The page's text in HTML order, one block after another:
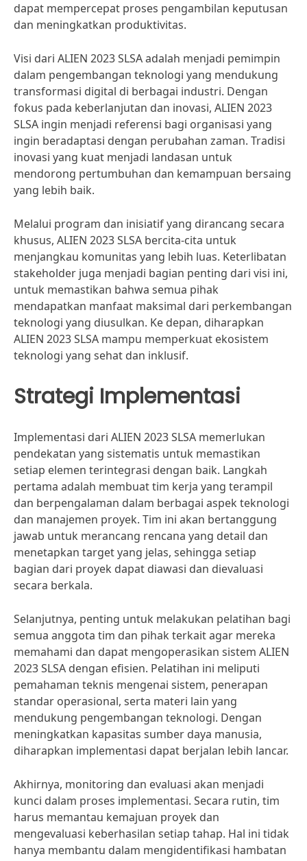
dapat mempercepat proses pengambilan keputusan
dan meningkatkan produktivitas.
Visi dari ALIEN 2023 SLSA adalah menjadi pemimpin
dalam pengembangan teknologi yang mendukung
transformasi digital di berbagai industri. Dengan
fokus pada keberlanjutan dan inovasi, ALIEN 2023
SLSA ingin menjadi referensi bagi organisasi yang
ingin beradaptasi dengan perubahan zaman. Tradisi
inovasi yang kuat menjadi landasan untuk
mendorong pertumbuhan dan kemampuan bersaing
yang lebih baik.
Melalui program dan inisiatif yang dirancang secara
khusus, ALIEN 2023 SLSA bercita-cita untuk
menjangkau komunitas yang lebih luas. Keterlibatan
stakeholder juga menjadi bagian penting dari visi ini,
untuk memastikan bahwa semua pihak
mendapatkan manfaat maksimal dari perkembangan
teknologi yang diusulkan. Ke depan, diharapkan
ALIEN 2023 SLSA mampu memperkuat ekosistem
teknologi yang sehat dan inklusif.
Strategi Implementasi
Implementasi dari ALIEN 2023 SLSA memerlukan
pendekatan yang sistematis untuk memastikan
setiap elemen terintegrasi dengan baik. Langkah
pertama adalah membuat tim kerja yang terampil
dan berpengalaman dalam berbagai aspek teknologi
dan manajemen proyek. Tim ini akan bertanggung
jawab untuk merancang rencana yang detail dan
menetapkan target yang jelas, sehingga setiap
bagian dari proyek dapat diawasi dan dievaluasi
secara berkala.
Selanjutnya, penting untuk melakukan pelatihan bagi
semua anggota tim dan pihak terkait agar mereka
memahami dan dapat mengoperasikan sistem ALIEN
2023 SLSA dengan efisien. Pelatihan ini meliputi
pemahaman teknis mengenai sistem, penerapan
standar operasional, serta materi lain yang
mendukung pengembangan teknologi. Dengan
meningkatkan kapasitas sumber daya manusia,
diharapkan implementasi dapat berjalan lebih lancar.
Akhirnya, monitoring dan evaluasi akan menjadi
kunci dalam proses implementasi. Secara rutin, tim
harus memantau kemajuan proyek dan
mengevaluasi keberhasilan setiap tahap. Hal ini tidak
hanya membantu dalam mengidentifikasi hambatan